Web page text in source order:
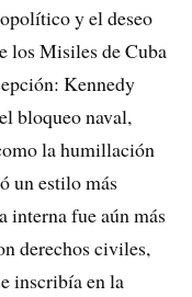
y el deseo
los Misiles de Cuba
Kennedy
bloqueo naval,
la humillación
un estilo más
interna fue aún más
derechos civiles,
inscribía en la